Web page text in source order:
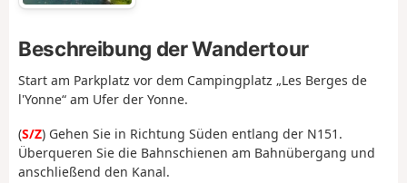
Beschreibung der Wandertour
Start am Parkplatz vor dem Campingplatz „Les Berges de
l'Yonne“ am Ufer der Yonne.
(S/Z) Gehen Sie in Richtung Süden entlang der N151.
Überqueren Sie die Bahnschienen am Bahnübergang und
anschließend den Kanal.